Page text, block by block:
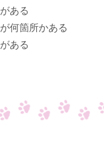
ある
何箇所かある
ある